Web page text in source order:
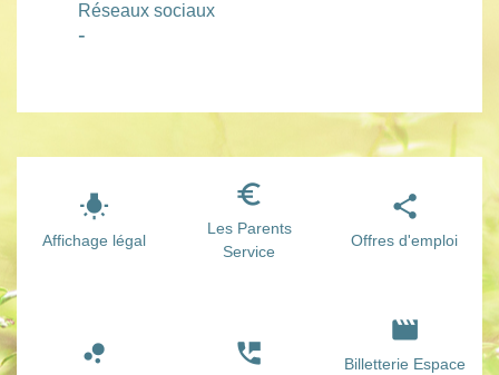
Réseaux sociaux
-
wb_incandescent
Affichage légal
euro_symbol
Les Parents
Service
share
Offres d'emploi
bubble_chart perm_phone_msg
movie
Billetterie Espace